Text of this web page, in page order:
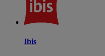
Ibis